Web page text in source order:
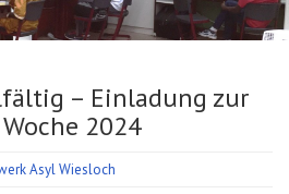
– Einladung zur
2024
Asyl Wiesloch